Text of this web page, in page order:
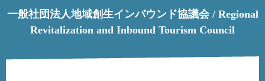
一般社団法人地域創生インバウンド協議会 / Regional
Revitalization and Inbound Tourism Council